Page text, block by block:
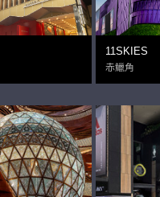
11SKIES
赤鱲角